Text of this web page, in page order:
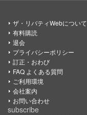
ザ・リバティWebについて
有料購読
退会
プライバシーポリシー
訂正・おわび
FAQ よくある質問
ご利用環境
会社案内
お問い合わせ
subscribe